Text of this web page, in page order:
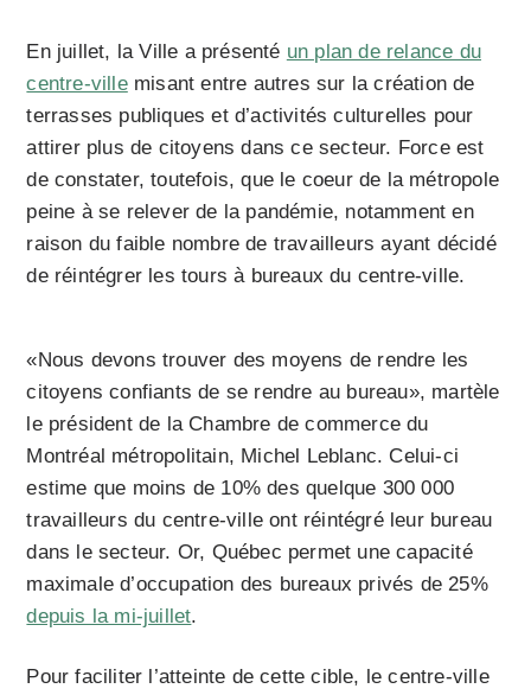
En juillet, la Ville a présenté un plan de relance du
centre-villemisant entre autres sur la création de
terrasses publiques et d’activités culturelles pour
attirer plus de citoyens dans ce secteur. Force est
de constater, toutefois, que le coeur de la métropole
peine à se relever de la pandémie, notamment en
raison du faible nombre de travailleurs ayant décidé
de réintégrer les tours à bureaux du centre-ville.
«Nous devons trouver des moyens de rendre les
citoyens confiants de se rendre au bureau», martèle
le président de la Chambre de commerce du
Montréal métropolitain, Michel Leblanc. Celui-ci
estime que moins de 10% des quelque 300 000
travailleurs du centre-ville ont réintégré leur bureau
dans le secteur. Or, Québec permet une capacité
maximale d’occupation des bureaux privés de 25%
depuis la mi-juillet.
Pour faciliter l’atteinte de cette cible, le centre-ville